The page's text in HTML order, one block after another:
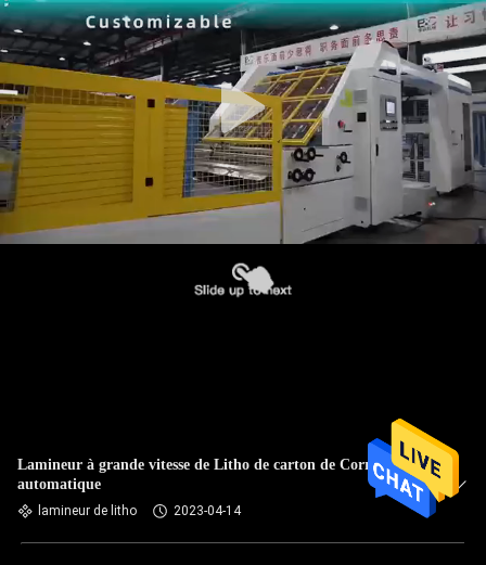
Lamineur à grande vitesse de Litho de carton de Corrugarted
automatique
lamineur de litho 2023-04-14